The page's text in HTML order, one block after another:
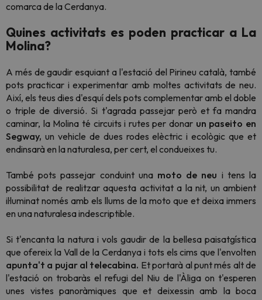
comarca de la Cerdanya.
Quines activitats es poden practicar a La
Molina?
A més de gaudir esquiant a l'estació del Pirineu català, també
pots practicar i experimentar amb moltes activitats de neu.
Així, els teus dies d'esquí dels pots complementar amb el doble
o triple de diversió. Si t'agrada passejar però et fa mandra
caminar, la Molina té circuits i rutes per donar un paseito en
Segway, un vehicle de dues rodes elèctric i ecològic que et
endinsarà en la naturalesa, per cert, el condueixes tu.
També pots passejar conduint una moto de neu i tens la
possibilitat de realitzar aquesta activitat a la nit, un ambient
il·luminat només amb els llums de la moto que et deixa immers
en una naturalesa indescriptible.
Si t'encanta la natura i vols gaudir de la bellesa paisatgística
que ofereix la Vall de la Cerdanya i tots els cims que l'envolten
apunta't a pujar al telecabina. Et portarà al punt més alt de
l'estació on trobaràs el refugi del Niu de l'Àliga on t'esperen
unes vistes panoràmiques que et deixessin amb la boca